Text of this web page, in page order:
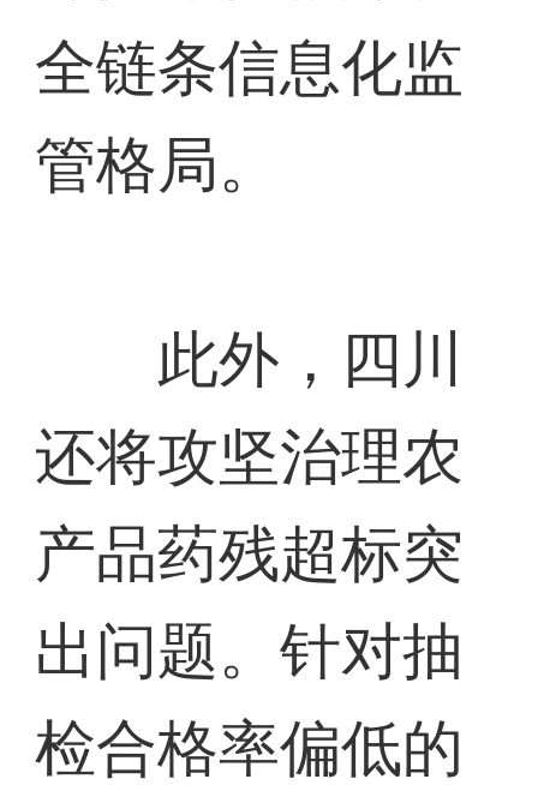
全链条信息化监
管格局。
此外，四川
还将攻坚治理农
产品药残超标突
出问题。针对抽
检合格率偏低的